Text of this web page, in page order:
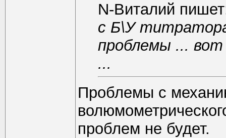
N-Виталий
с Б\У
проблемы ... вот
...
Проблемы с
проблем не будет.